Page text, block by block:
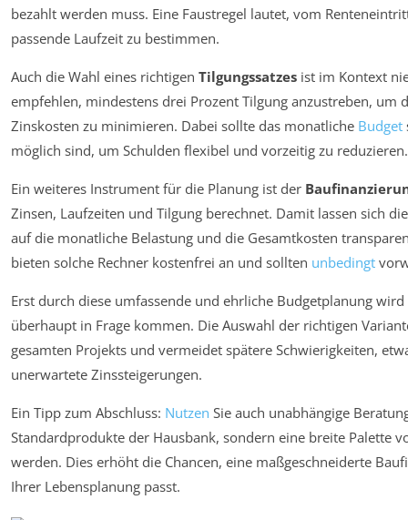
bezahlt werden muss. Eine Faustregel lautet, vom
passende Laufzeit zu bestimmen.
Auch die Wahl eines richtigen Tilgungssatzes ist im Kontext
empfehlen, mindestens drei Prozent Tilgung anzustreben, um
Zinskosten zu minimieren. Dabei sollte das monatliche Budget
möglich sind, um Schulden flexibel und vorzeitig zu reduzieren.
Ein weiteres Instrument für die Planung ist der
Zinsen, Laufzeiten und Tilgung berechnet. Damit lassen sich
auf die monatliche Belastung und die Gesamtkosten
bieten solche Rechner kostenfrei an und sollten unbedingt
Erst durch diese umfassende und ehrliche Budgetplanung
überhaupt in Frage kommen. Die Auswahl der richtigen
gesamten Projekts und vermeidet spätere Schwierigkeiten,
unerwartete Zinssteigerungen.
Ein Tipp zum Abschluss: Nutzen Sie auch unabhängige
Standardprodukte der Hausbank, sondern eine breite Palette
werden. Dies erhöht die Chancen, eine maßgeschneiderte
Ihrer Lebensplanung passt.